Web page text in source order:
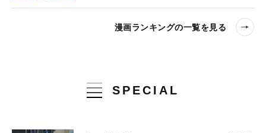
漫画ランキングの一覧を見る
SPECIAL